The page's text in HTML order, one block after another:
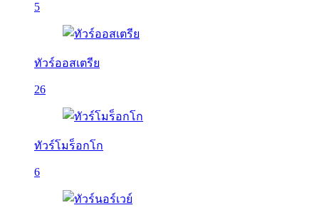
5
ทัวร์ออสเตรีย
26
ทัวร์โมร็อกโก
6